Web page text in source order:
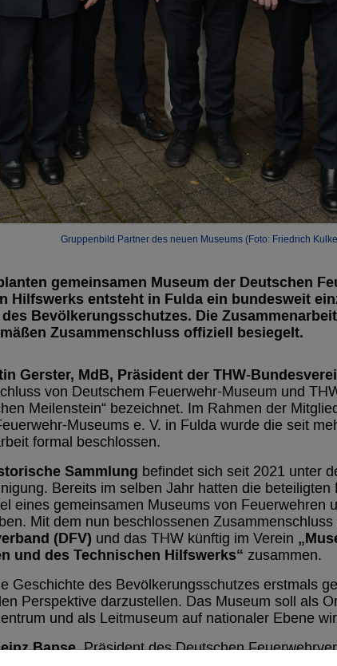
Gruppenbild Partner des neuen Museums (Foto: Friedrich
gemeinsamen Museum der Deutschen
Hilfswerks entsteht in Fulda ein bundesweit
Bevölkerungsschutzes. Die
Zusammenschluss offiziell besiegelt.
Gerster, MdB, Präsident der THW-
von Deutschem Feuerwehr-Museum und
Meilenstein“ bezeichnet. Im Rahmen der
Museums e. V. in Fulda wurde die seit
formal beschlossen.
Sammlung befindet sich seit 2021 unter
Bereits im selben Jahr hatten die
eines gemeinsamen Museums von Feuerwehren
Mit dem nun beschlossenen
(DFV) und das THW künftig im Verein
und des Technischen Hilfswerks“ zusammen.
Geschichte des Bevölkerungsschutzes erstmals
Perspektive darzustellen. Das Museum soll als
und als Leitmuseum auf nationaler Ebene
Banse, Präsident des Deutschen